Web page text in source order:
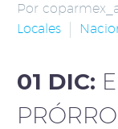
Por
Locales
01 DIC: